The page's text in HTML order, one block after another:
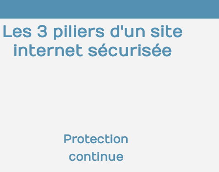
Les 3 piliers d'un site
internet sécurisée
Protection
continue